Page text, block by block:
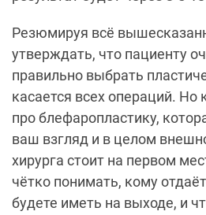
Резюмируя всё
утверждать, что пациенту
правильно выбрать
касается всех операций.
про блефаропластику,
ваш взгляд и в целом
хирурга стоит на первом
чётко понимать, кому
будете иметь на выходе, и